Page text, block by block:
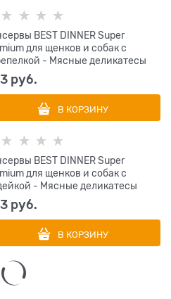
BEST DINNER Super
для щенков и собак с
- Мясные деликатесы
руб.
В КОРЗИНУ
BEST DINNER Super
для щенков и собак с
- Мясные деликатесы
руб.
В КОРЗИНУ